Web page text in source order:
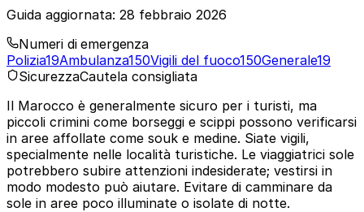
Guida aggiornata: 28 febbraio 2026
Numeri di emergenza
Polizia19Ambulanza150Vigili del fuoco150Generale19
SicurezzaCautela consigliata
Il Marocco è generalmente sicuro per i turisti, ma
piccoli crimini come borseggi e scippi possono verificarsi
in aree affollate come souk e medine. Siate vigili,
specialmente nelle località turistiche. Le viaggiatrici sole
potrebbero subire attenzioni indesiderate; vestirsi in
modo modesto può aiutare. Evitare di camminare da
sole in aree poco illuminate o isolate di notte.